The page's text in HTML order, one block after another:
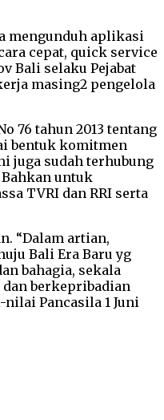
mengunduh aplikasi
cepat, quick service
Bali selaku Pejabat
masing2 pengelola
76 tahun 2013 tentang
bentuk komitmen
juga sudah terhubung
Bahkan untuk
TVRI dan RRI serta
“Dalam artian,
Bali Era Baru yg
bahagia, sekala
berkepribadian
Pancasila 1 Juni